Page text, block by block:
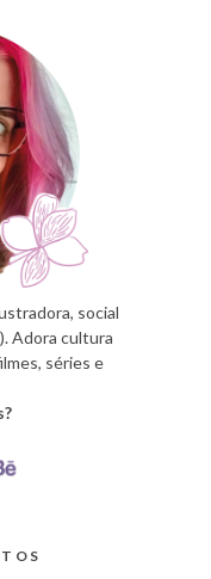
social
Adora cultura
séries e